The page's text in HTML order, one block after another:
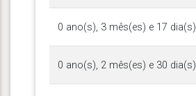
0 ano(s), 3 mês(es) e 17 dia(s)
0 ano(s), 2 mês(es) e 30 dia(s)